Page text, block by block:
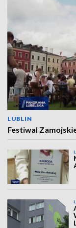
LUBLIN
Festiwal